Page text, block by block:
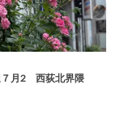
７月2 西荻北界隈